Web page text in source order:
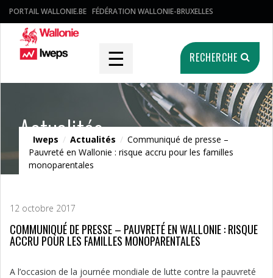
PORTAIL WALLONIE.BE FÉDÉRATION WALLONIE-BRUXELLES
☰ RECHERCHE
Actualités
Iweps / Actualités / Communiqué de presse –
Pauvreté en Wallonie : risque accru pour les familles
monoparentales
12 octobre 2017
COMMUNIQUÉ DE PRESSE – PAUVRETÉ EN WALLONIE : RISQUE
ACCRU POUR LES FAMILLES MONOPARENTALES
A l’occasion de la journée mondiale de lutte contre la pauvreté